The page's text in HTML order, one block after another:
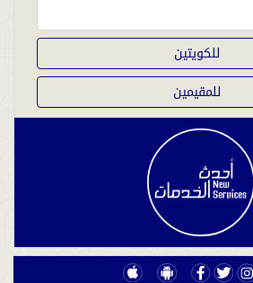
للكويتين
للمقيمين